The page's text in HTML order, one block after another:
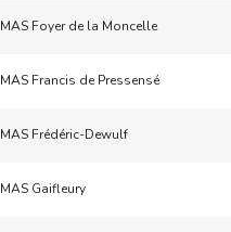
MAS Foyer de la Moncelle
MAS Francis de Pressensé
MAS Frédéric-Dewulf
MAS Gaifleury